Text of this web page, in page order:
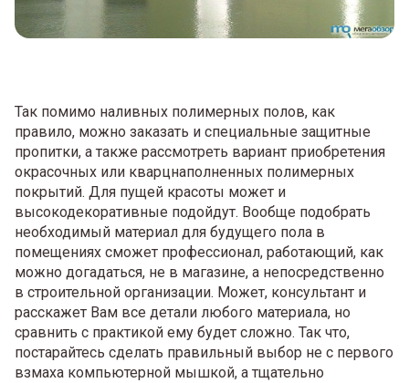
Так помимо наливных полимерных полов, как
правило, можно заказать и специальные защитные
пропитки, а также рассмотреть вариант приобретения
окрасочных или кварцнаполненных полимерных
покрытий. Для пущей красоты может и
высокодекоративные подойдут. Вообще подобрать
необходимый материал для будущего пола в
помещениях сможет профессионал, работающий, как
можно догадаться, не в магазине, а непосредственно
в строительной организации. Может, консультант и
расскажет Вам все детали любого материала, но
сравнить с практикой ему будет сложно. Так что,
постарайтесь сделать правильный выбор не с первого
взмаха компьютерной мышкой, а тщательно